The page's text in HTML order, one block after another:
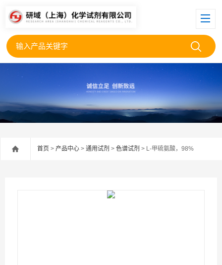
首页 > 产品中心 > 通用试剂 > 色谱试剂 > L-甲硫氨酸，98%